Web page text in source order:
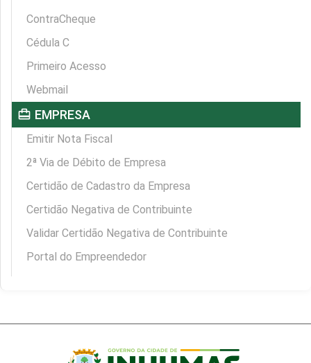
ContraCheque
Cédula C
Primeiro Acesso
Webmail
card_travel EMPRESA
Emitir Nota Fiscal
2ª Via de Débito de Empresa
Certidão de Cadastro da Empresa
Certidão Negativa de Contribuinte
Validar Certidão Negativa de Contribuinte
Portal do Empreendedor